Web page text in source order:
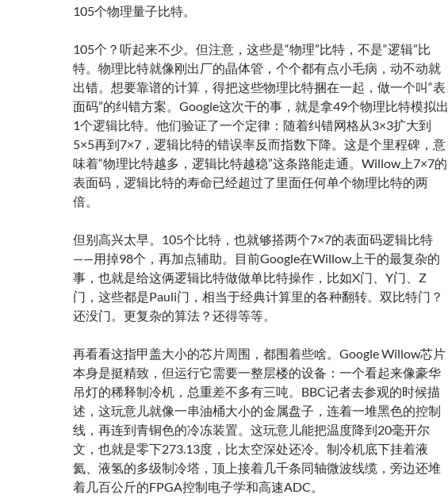
105个物理量子比特。
105个？听起来不少。但注意，这些是“物理”比特，不是“逻辑”比
特。物理比特就像刚出厂的晶体管，个个都有点小毛病，动不动就
出错。想要靠谱的计算，得把这些物理比特捆在一起，做一个叫“表
面码”的纠错方案。Google这次干的事，就是拿49个物理比特模拟出
1个逻辑比特。他们验证了一个定律：随着纠错网格从3×3扩大到
5×5再到7×7，逻辑比特的错误率反而指数下降。这是个里程碑，意
味着“物理比特越多，逻辑比特越稳”这条路能走通。Willow上7×7的
表面码，逻辑比特的寿命已经超过了里面任何单个物理比特的两
倍。
但别高兴太早。105个比特，也就够搭两个7×7的表面码逻辑比特
——用掉98个，再加点辅助。目前Google在Willow上干的最复杂的
事，也就是给这俩逻辑比特做做单比特操作，比如X门、Y门、Z
门，这些都是Pauli门，相当于经典计算里的各种翻转。双比特门？
还没门。更复杂的算法？还得等等。
再看看这指甲盖大小的芯片周围，都围着些啥。Google Willow芯片
本身是挺精致，但运行它需要一整层楼的设备：一个看起来像豪华
吊灯的稀释制冷机，总重差不多有三吨。BBC记者去参观的时候描
述，这玩意儿就像一串油桶大小的金属盘子，连着一堆黑色的控制
线，再连到青铜色的冷冻装置。这玩意儿能把温度降到20毫开尔
文，也就是零下273.13度，比太空深处还冷。制冷机底下挂着液
氦、液氢的多级制冷塔，顶上接着几千条同轴微波线缆，旁边还堆
着几百公斤的FPGA控制电子学和高速ADC。